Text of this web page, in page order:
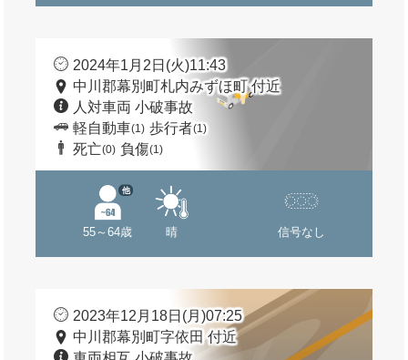
2024年1月2日(火)11:43
中川郡幕別町札内みずほ町 付近
人対車両 小破事故
軽自動車(1) 歩行者(1)
死亡(0) 負傷(1)
55～64歳
他
晴 信号なし
2023年12月18日(月)07:25
中川郡幕別町字依田 付近